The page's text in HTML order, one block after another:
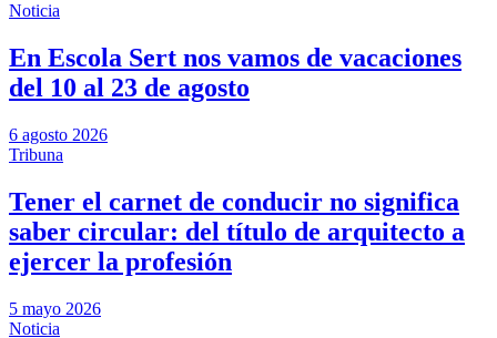
Noticia
En Escola Sert nos vamos de vacaciones
del 10 al 23 de agosto
6 agosto 2026
Tribuna
Tener el carnet de conducir no significa
saber circular: del título de arquitecto a
ejercer la profesión
5 mayo 2026
Noticia